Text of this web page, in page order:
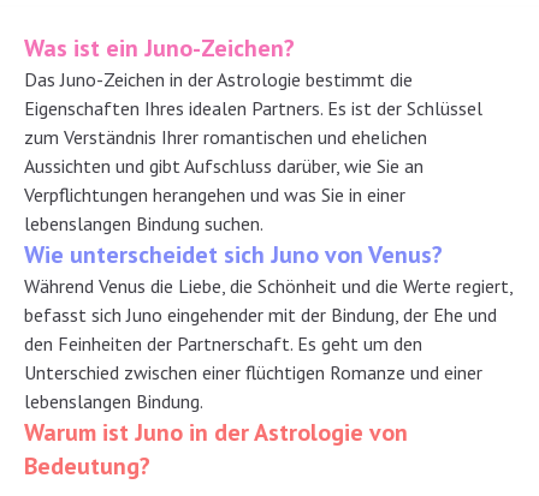
Was ist ein Juno-Zeichen?
Das Juno-Zeichen in der Astrologie bestimmt die
Eigenschaften Ihres idealen Partners. Es ist der Schlüssel
zum Verständnis Ihrer romantischen und ehelichen
Aussichten und gibt Aufschluss darüber, wie Sie an
Verpflichtungen herangehen und was Sie in einer
lebenslangen Bindung suchen.
Wie unterscheidet sich Juno von Venus?
Während Venus die Liebe, die Schönheit und die Werte regiert,
befasst sich Juno eingehender mit der Bindung, der Ehe und
den Feinheiten der Partnerschaft. Es geht um den
Unterschied zwischen einer flüchtigen Romanze und einer
lebenslangen Bindung.
Warum ist Juno in der Astrologie von
Bedeutung?